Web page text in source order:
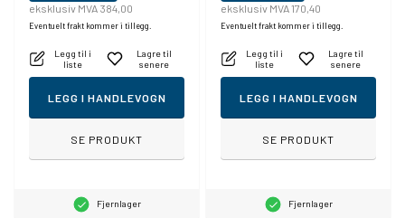
eksklusiv MVA 384,00
Eventuelt frakt kommer i tillegg.
Legg til i
liste
Lagre til
senere
LEGG I HANDLEVOGN
SE PRODUKT
Fjernlager
eksklusiv MVA 170,40
Eventuelt frakt kommer i tillegg.
Legg til i
liste
Lagre til
senere
LEGG I HANDLEVOGN
SE PRODUKT
Fjernlager